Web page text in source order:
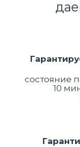
состояние
10